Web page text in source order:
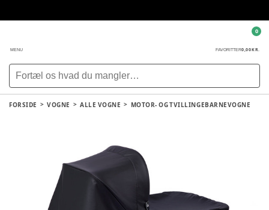
MENU FAVORITTER0,00 KR.
0
FORSIDE VOGNE ALLE VOGNE MOTOR- OG TVILLINGEBARNEVOGNE